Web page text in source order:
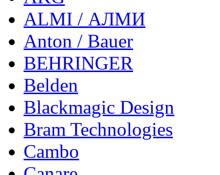
ALMI / АЛМИ
Anton / Bauer
BEHRINGER
Belden
Blackmagic Design
Bram Technologies
Cambo